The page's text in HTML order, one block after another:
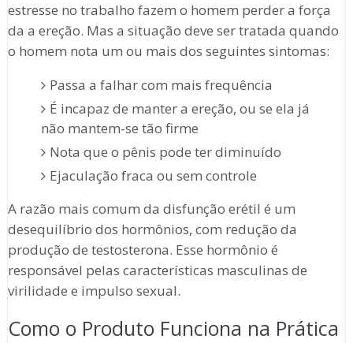
estresse no trabalho fazem o homem perder a força
da a ereção. Mas a situação deve ser tratada quando
o homem nota um ou mais dos seguintes sintomas:
Passa a falhar com mais frequência
É incapaz de manter a ereção, ou se ela já
não mantem-se tão firme
Nota que o pênis pode ter diminuído
Ejaculação fraca ou sem controle
A razão mais comum da disfunção erétil é um
desequilíbrio dos hormônios, com redução da
produção de testosterona. Esse hormônio é
responsável pelas características masculinas de
virilidade e impulso sexual.
Como o Produto Funciona na Prática